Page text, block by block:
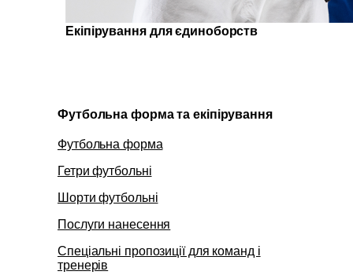
Екіпірування для єдиноборств
Футбольна форма та екіпірування
Футбольна форма
Гетри футбольні
Шорти футбольні
Послуги нанесення
Спеціальні пропозиції для команд і
тренерів